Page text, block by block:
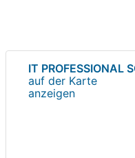
IT PROFESSIONAL
auf der Karte
anzeigen